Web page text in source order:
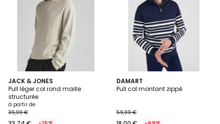
JACK & JONES
Pull léger col rond maille
structurée
à partir de
39,99 €
4,8
/ 5
11
Couleurs
DAMART
Pull col montant zippé
59,99 €